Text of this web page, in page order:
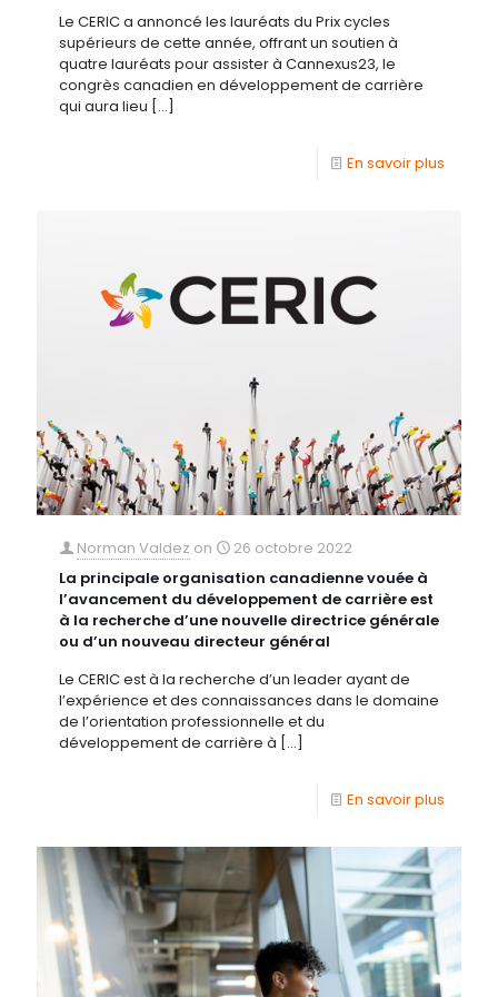
Le CERIC a annoncé les lauréats du Prix cycles
supérieurs de cette année, offrant un soutien à
quatre lauréats pour assister à Cannexus23, le
congrès canadien en développement de carrière
qui aura lieu […]
En savoir plus
Norman Valdez on
26 octobre 2022
La principale organisation canadienne vouée à
l’avancement du développement de carrière est
à la recherche d’une nouvelle directrice générale
ou d’un nouveau directeur général
Le CERIC est à la recherche d’un leader ayant de
l’expérience et des connaissances dans le domaine
de l’orientation professionnelle et du
développement de carrière à […]
En savoir plus